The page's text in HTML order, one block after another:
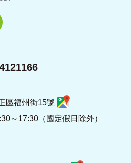
區福州街15號
～17:30（國定假日除外）